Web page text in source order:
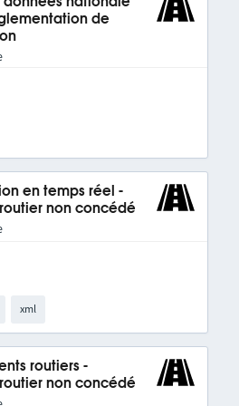
de
en temps réel -
routier non concédé
xml
routiers -
routier non concédé